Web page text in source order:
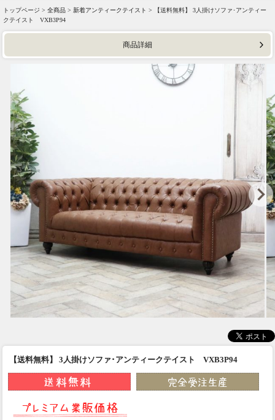
トップページ > 全商品 > 新着アンティークテイスト > 【送料無料】 3人掛けソファ･アンティー
クテイスト VXB3P94
商品詳細
【送料無料】 3人掛けソファ･アンティークテイスト VXB3P94